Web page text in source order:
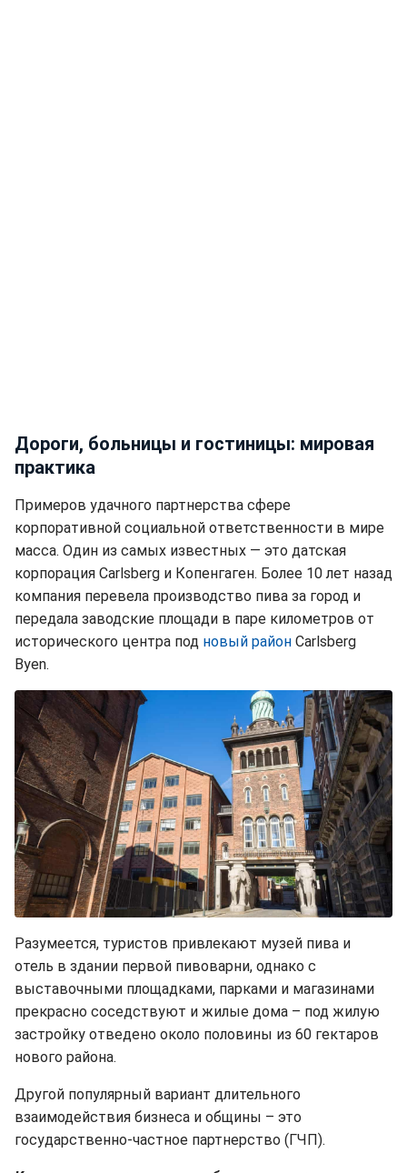
Дороги, больницы и гостиницы: мировая
практика
Примеров удачного партнерства сфере
корпоративной социальной ответственности в мире
масса. Один из самых известных — это датская
корпорация Carlsberg и Копенгаген. Более 10 лет назад
компания перевела производство пива за город и
передала заводские площади в паре километров от
исторического центра под новый район Carlsberg
Byen.
Разумеется, туристов привлекают музей пива и
отель в здании первой пивоварни, однако с
выставочными площадками, парками и магазинами
прекрасно соседствуют и жилые дома – под жилую
застройку отведено около половины из 60 гектаров
нового района.
Другой популярный вариант длительного
взаимодействия бизнеса и общины – это
государственно-частное партнерство (ГЧП).